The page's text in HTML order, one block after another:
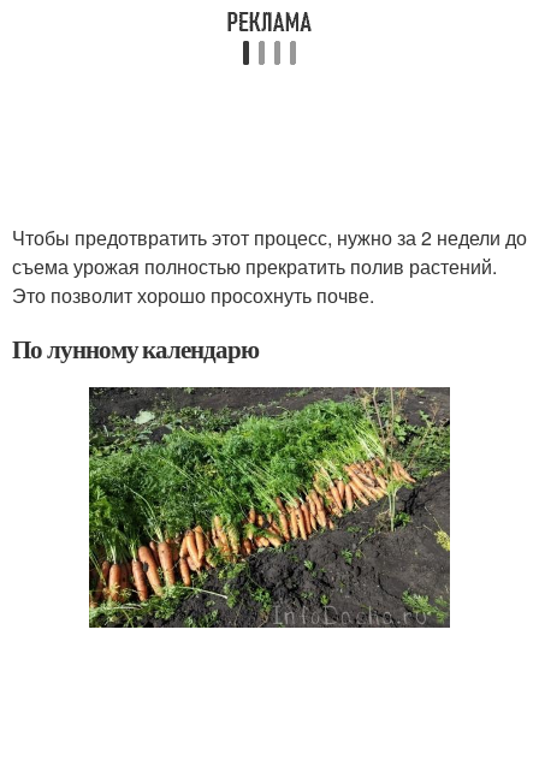
Чтобы предотвратить этот процесс, нужно за 2 недели до
съема урожая полностью прекратить полив растений.
Это позволит хорошо просохнуть почве.
По лунному календарю